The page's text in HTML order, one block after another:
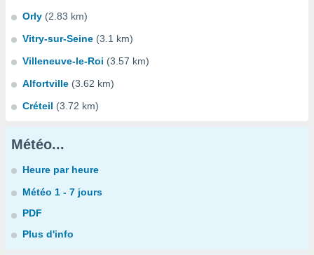
Orly (2.83 km)
Vitry-sur-Seine (3.1 km)
Villeneuve-le-Roi (3.57 km)
Alfortville (3.62 km)
Créteil (3.72 km)
Météo...
Heure par heure
Météo 1 - 7 jours
PDF
Plus d'info